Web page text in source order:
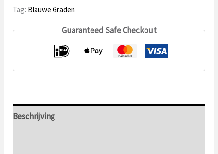
Tag: Blauwe Graden
Guaranteed Safe Checkout
Beschrijving